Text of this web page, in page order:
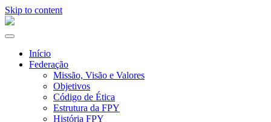
Skip to content
Alternar
navegação
Início
Federação
Missão, Visão e Valores
Objetivos
Código de Ética
Estrutura da FPY
História FPY